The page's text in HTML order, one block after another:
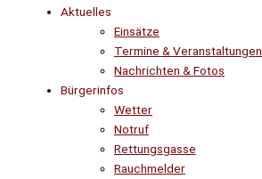
Aktuelles
Einsätze
Termine & Veranstaltungen
Nachrichten & Fotos
Bürgerinfos
Wetter
Notruf
Rettungsgasse
Rauchmelder